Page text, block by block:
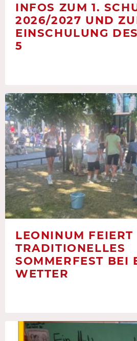
INFOS ZUM 1.
2026/2027 UND
EINSCHULUNG
5
LEONINUM FEIERT
TRADITIONELLES
SOMMERFEST BEI
WETTER